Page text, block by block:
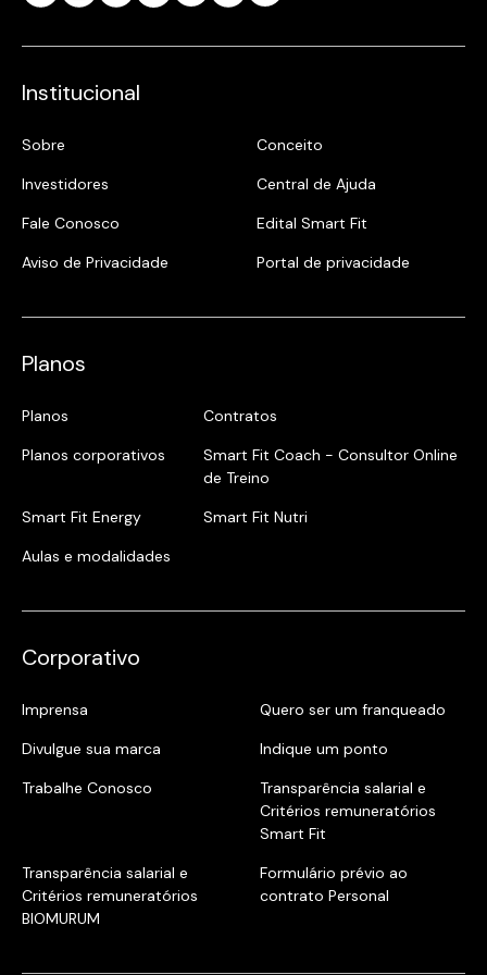
Institucional
Sobre
Conceito
Investidores
Central de Ajuda
Fale Conosco
Edital Smart Fit
Aviso de Privacidade
Portal de privacidade
Planos
Planos
Contratos
Planos corporativos
Smart Fit Coach - Consultor Online
de Treino
Smart Fit Energy
Smart Fit Nutri
Aulas e modalidades
Corporativo
Imprensa
Quero ser um franqueado
Divulgue sua marca
Indique um ponto
Trabalhe Conosco
Transparência salarial e
Critérios remuneratórios
Smart Fit
Transparência salarial e
Critérios remuneratórios
BIOMURUM
Formulário prévio ao
contrato Personal